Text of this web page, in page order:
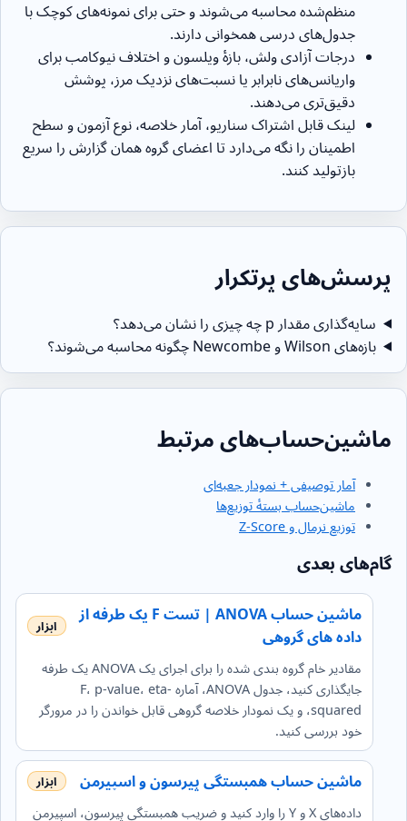
منظم‌شده محاسبه می‌شوند و حتی برای نمونه‌های کوچک با
جدول‌های درسی همخوانی دارند.
درجات آزادی ولش، بازهٔ ویلسون و اختلاف نیوکامب برای
واریانس‌های نابرابر یا نسبت‌های نزدیک مرز، پوشش
دقیق‌تری می‌دهند.
لینک قابل اشتراک سناریو، آمار خلاصه، نوع آزمون و سطح
اطمینان را نگه می‌دارد تا اعضای گروه همان گزارش را سریع
بازتولید کنند.
پرسش‌های پرتکرار
سایه‌گذاری مقدار p چه چیزی را نشان می‌دهد؟
بازه‌های Wilson و Newcombe چگونه محاسبه می‌شوند؟
ماشین‌حساب‌های مرتبط
آمار توصیفی + نمودار جعبه‌ای
ماشین‌حساب بستهٔ توزیع‌ها
توزیع نرمال و Z-Score
گام‌های بعدی
ماشین حساب ANOVA | تست F یک طرفه از
داده های گروهی
مقادیر خام گروه بندی شده را برای اجرای یک ANOVA یک طرفه
جایگذاری کنید، جدول ANOVA، آماره F، p-value، eta-
squared، و یک نمودار خلاصه گروهی قابل خواندن را در مرورگر
خود بررسی کنید.
ماشین حساب همبستگی پیرسون و اسپیرمن
داده‌های X و Y را وارد کنید و ضریب همبستگی پیرسون، اسپیرمن